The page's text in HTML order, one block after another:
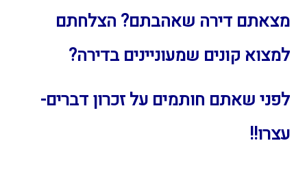
מצאתם דירה שאהבתם? הצלחתם
למצוא קונים שמעוניינים בדירה?
לפני שאתם חותמים על זכרון דברים-
עצרו!!